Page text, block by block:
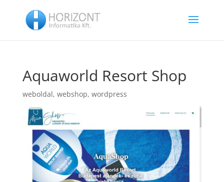
Aquaworld Resort Shop
weboldal, webshop, wordpress